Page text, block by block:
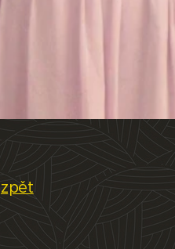
zpět